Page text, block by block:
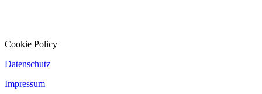
Cookie Policy
Datenschutz
Impressum